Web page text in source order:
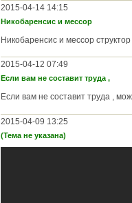
2015-04-14 14:15
Никобаренсис и мессор
Никобаренсис и мессор структор
2015-04-12 07:49
Если вам не составит труда ,
Если вам не составит труда ,
2015-04-09 13:25
(Тема не указана)